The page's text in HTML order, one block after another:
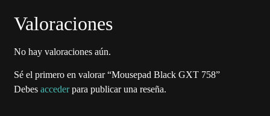
Valoraciones
No hay valoraciones aún.
Sé el primero en valorar “Mousepad Black GXT 758”
Debes accederpara publicar una reseña.